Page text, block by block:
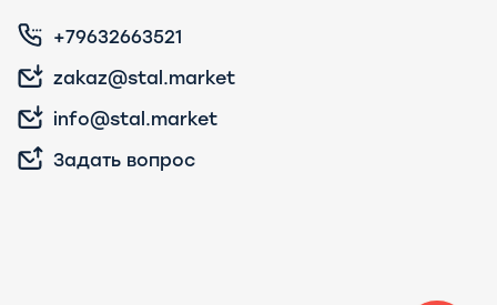
+79632663521
zakaz@stal.market
info@stal.market
Задать вопрос